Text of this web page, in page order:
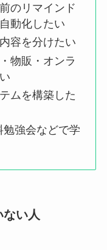
のリマインド
動化したい
容を分けたい
物販・オンラ
ムを構築した
強会などで学
い人